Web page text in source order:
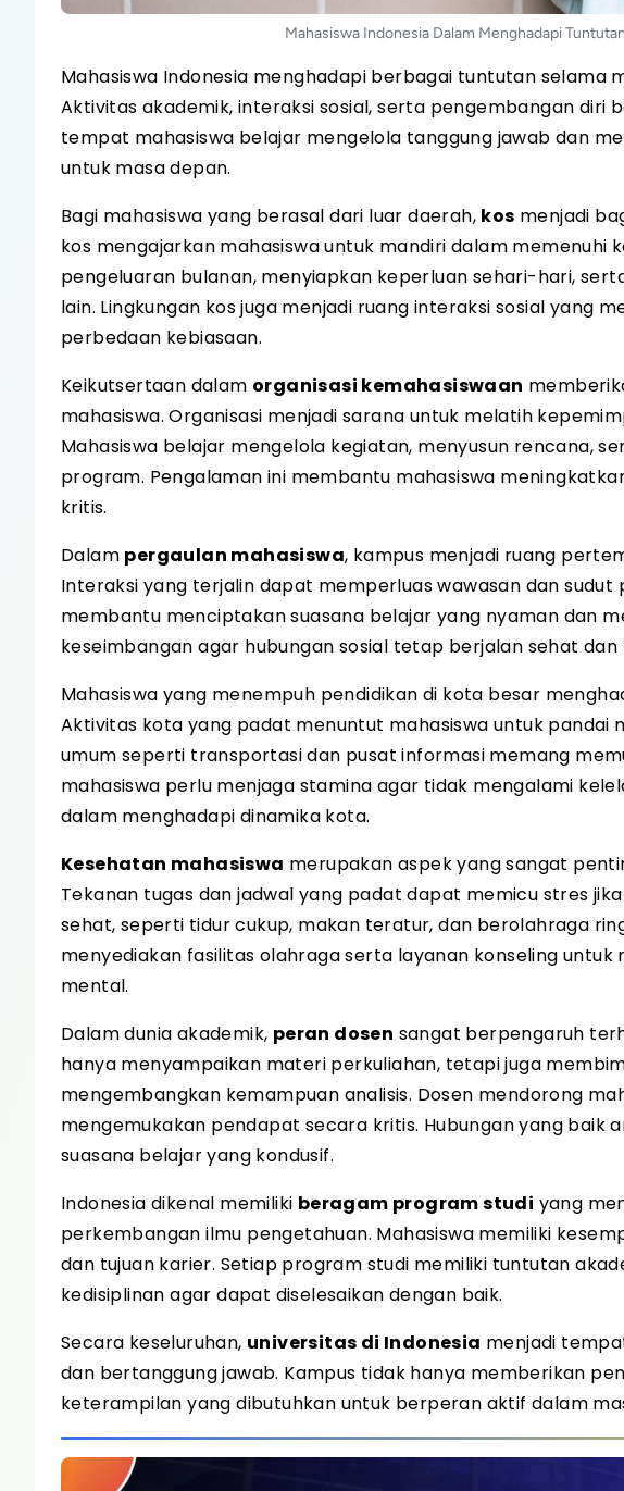
Mahasiswa Indonesia Dalam Menghadapi
Mahasiswa Indonesia menghadapi berbagai tuntutan selama
Aktivitas akademik, interaksi sosial, serta pengembangan diri
tempat mahasiswa belajar mengelola tanggung jawab dan
untuk masa depan.
Bagi mahasiswa yang berasal dari luar daerah, kos menjadi
kos mengajarkan mahasiswa untuk mandiri dalam memenuhi
pengeluaran bulanan, menyiapkan keperluan sehari-hari,
lain. Lingkungan kos juga menjadi ruang interaksi sosial yang
perbedaan kebiasaan.
Keikutsertaan dalam organisasi kemahasiswaan
mahasiswa. Organisasi menjadi sarana untuk melatih
Mahasiswa belajar mengelola kegiatan, menyusun rencana,
program. Pengalaman ini membantu mahasiswa
kritis.
Dalam pergaulan mahasiswa, kampus menjadi ruang
Interaksi yang terjalin dapat memperluas wawasan dan sudut
membantu menciptakan suasana belajar yang nyaman dan
keseimbangan agar hubungan sosial tetap berjalan sehat
Mahasiswa yang menempuh pendidikan di kota besar
Aktivitas kota yang padat menuntut mahasiswa untuk pandai
umum seperti transportasi dan pusat informasi memang
mahasiswa perlu menjaga stamina agar tidak mengalami
dalam menghadapi dinamika kota.
Kesehatan mahasiswa merupakan aspek yang sangat
Tekanan tugas dan jadwal yang padat dapat memicu stres
sehat, seperti tidur cukup, makan teratur, dan berolahraga
menyediakan fasilitas olahraga serta layanan konseling
mental.
Dalam dunia akademik, peran dosen sangat berpengaruh
hanya menyampaikan materi perkuliahan, tetapi juga
mengembangkan kemampuan analisis. Dosen mendorong
mengemukakan pendapat secara kritis. Hubungan yang baik
suasana belajar yang kondusif.
Indonesia dikenal memiliki beragam program studi yang
perkembangan ilmu pengetahuan. Mahasiswa memiliki
dan tujuan karier. Setiap program studi memiliki tuntutan
kedisiplinan agar dapat diselesaikan dengan baik.
Secara keseluruhan, universitas di Indonesia menjadi
dan bertanggung jawab. Kampus tidak hanya memberikan
keterampilan yang dibutuhkan untuk berperan aktif dalam